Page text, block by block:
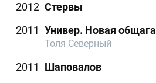
2012 Стервы
2011 Универ. Новая общага
Толя Северный
2011
Шаповалов